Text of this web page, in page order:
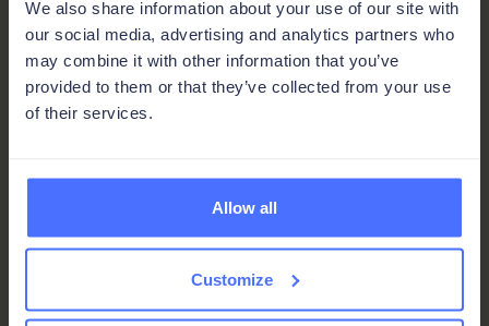
We also share information about your use of our site with
our social media, advertising and analytics partners who
may combine it with other information that you’ve
provided to them or that they’ve collected from your use
of their services.
Allow all
Customize
arbeiten. Nach dem erfolgreichem
Probebetrieb in Barsinghausen wurde sie
deshalb auch in weiteren Testzentren
eingesetzt.
Materialverwaltung